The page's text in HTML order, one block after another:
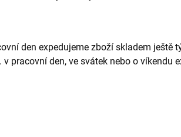
den expedujeme zboží skladem ještě
pracovní den, ve svátek nebo o víkendu